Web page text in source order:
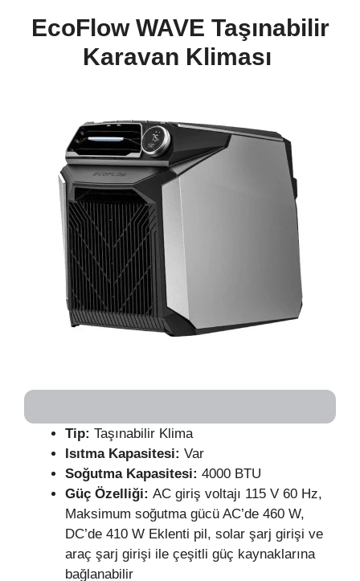
EcoFlow WAVE Taşınabilir
Karavan Kliması
Tip: Taşınabilir Klima
Isıtma Kapasitesi: Var
Soğutma Kapasitesi: 4000 BTU
Güç Özelliği: AC giriş voltajı 115 V 60 Hz,
Maksimum soğutma gücü AC’de 460 W,
DC’de 410 W Eklenti pil, solar şarj girişi ve
araç şarj girişi ile çeşitli güç kaynaklarına
bağlanabilir